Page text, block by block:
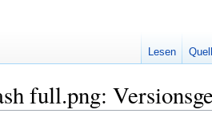
full.png:
Lesen